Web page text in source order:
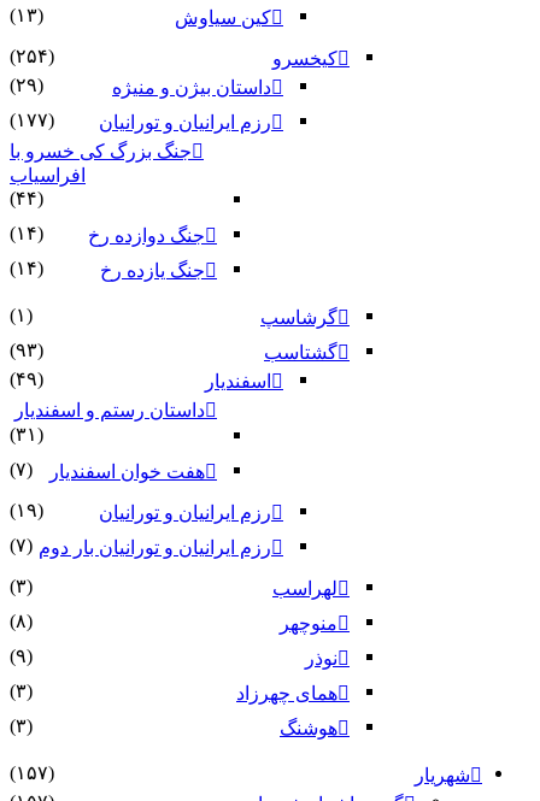
کین سیاوش
(۱۳)
کیخسرو
(۲۵۴)
داستان بیژن و منیژه
(۲۹)
رزم ایرانیان و تورانیان
(۱۷۷)
جنگ بزرگ کی خسرو با
افراسیاب
(۴۴)
جنگ دوازده رخ
(۱۴)
جنگ یازده رخ
(۱۴)
گرشاسپ
(۱)
گشتاسب
(۹۳)
اسفندیار
(۴۹)
داستان رستم و اسفندیار
(۳۱)
هفت خوان اسفندیار
(۷)
رزم ایرانیان و تورانیان
(۱۹)
رزم ایرانیان و تورانیان بار دوم (۷)
لهراسب
(۳)
منوچهر
(۸)
نوذر
(۹)
هماى چهرزاد
(۳)
هوشنگ
(۳)
شهریار
(۱۵۷)